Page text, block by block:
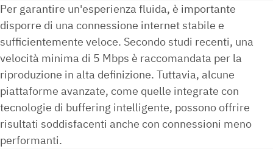
Per garantire un'esperienza fluida, è importante
disporre di una connessione internet stabile e
sufficientemente veloce. Secondo studi recenti, una
velocità minima di 5 Mbps è raccomandata per la
riproduzione in alta definizione. Tuttavia, alcune
piattaforme avanzate, come quelle integrate con
tecnologie di buffering intelligente, possono offrire
risultati soddisfacenti anche con connessioni meno
performanti.